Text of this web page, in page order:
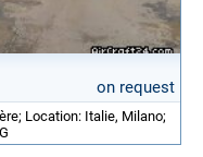
on request
Location: Italie, Milano;